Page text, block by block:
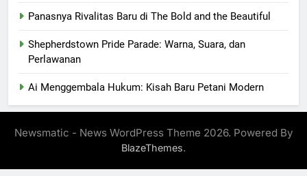
Panasnya Rivalitas Baru di The Bold and the Beautiful
Shepherdstown Pride Parade: Warna, Suara, dan
Perlawanan
Ai Menggembala Hukum: Kisah Baru Petani Modern
Newsmatic - News WordPress Theme 2026. Powered By
BlazeThemes.